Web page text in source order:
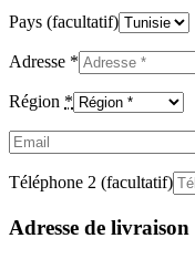
Pays (facultatif)
Adresse *
Région *
Email
Téléphone 2 (facultatif)
Adresse de livraison